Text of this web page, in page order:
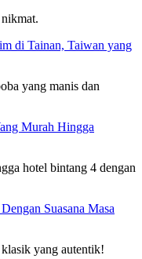
di Tainan, Taiwan yang
yang manis dan
Murah Hingga
hotel bintang 4 dengan
Suasana Masa
yang autentik!